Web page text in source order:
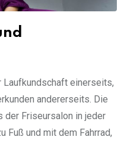
Laufkundschaft einerseits,
andererseits. Die
der Friseursalon in jeder
Fuß und mit dem Fahrrad,